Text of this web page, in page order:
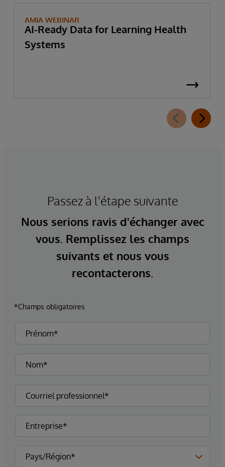
AMIA WEBINAR
AI-Ready Data for Learning Health
Systems
Passez à l'étape suivante
Nous serions ravis d'échanger avec
vous. Remplissez les champs
suivants et nous vous
recontacterons.
*Champs obligatoires